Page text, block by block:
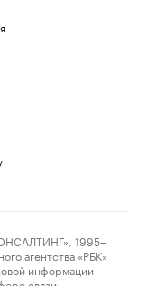
1995–
агентства «РБК»
информации